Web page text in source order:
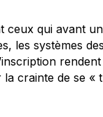
ceux qui avant
les systèmes
la crainte de se «